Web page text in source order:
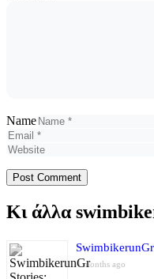
Name
Κι άλλα
4 months ago